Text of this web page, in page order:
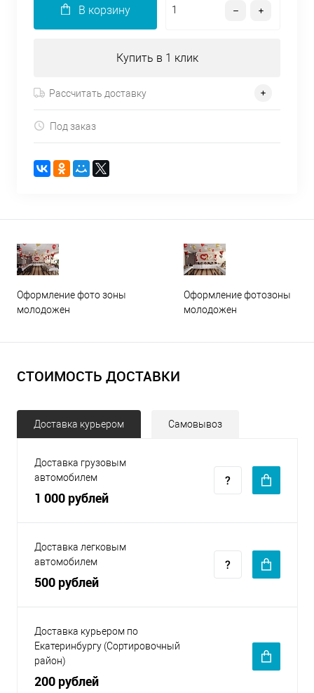
В корзину
Купить в 1 клик
Рассчитать доставку
Под заказ
Оформление фото зоны
молодожен
Оформление фотозоны
молодожен
СТОИМОСТЬ ДОСТАВКИ
Доставка курьером Самовывоз
Доставка грузовым
автомобилем
1 000 рублей
Доставка легковым
автомобилем
500 рублей
Доставка курьером по
Екатеринбургу (Сортировочный
район)
200 рублей